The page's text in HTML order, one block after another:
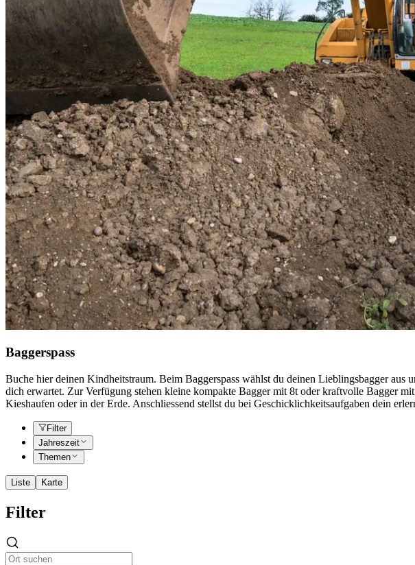
Baggerspass
Buche hier deinen Kindheitstraum. Beim Baggerspass wählst du deinen Lieblingsbagger aus
dich erwartet. Zur Verfügung stehen kleine kompakte Bagger mit 8t oder kraftvolle Bagger
Kieshaufen oder in der Erde. Anschliessend stellst du bei Geschicklichkeitsaufgaben dein
Filter
Jahreszeit
Themen
Liste Karte
Filter